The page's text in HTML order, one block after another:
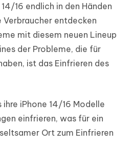
16 endlich in den Händen
Verbraucher entdecken
mit diesem neuen Lineup
der Probleme, die für
ist das Einfrieren des
iPhone 14/16 Modelle
einfrieren, was für ein
Ort zum Einfrieren